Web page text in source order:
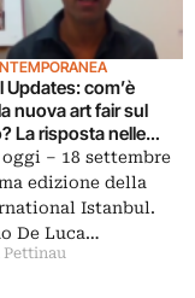
com’è
nuova art fair sul
La risposta nelle
ad alcuni dei
italiani che vi hanno
– 18 settembre
edizione della
Istanbul.
De Luca…